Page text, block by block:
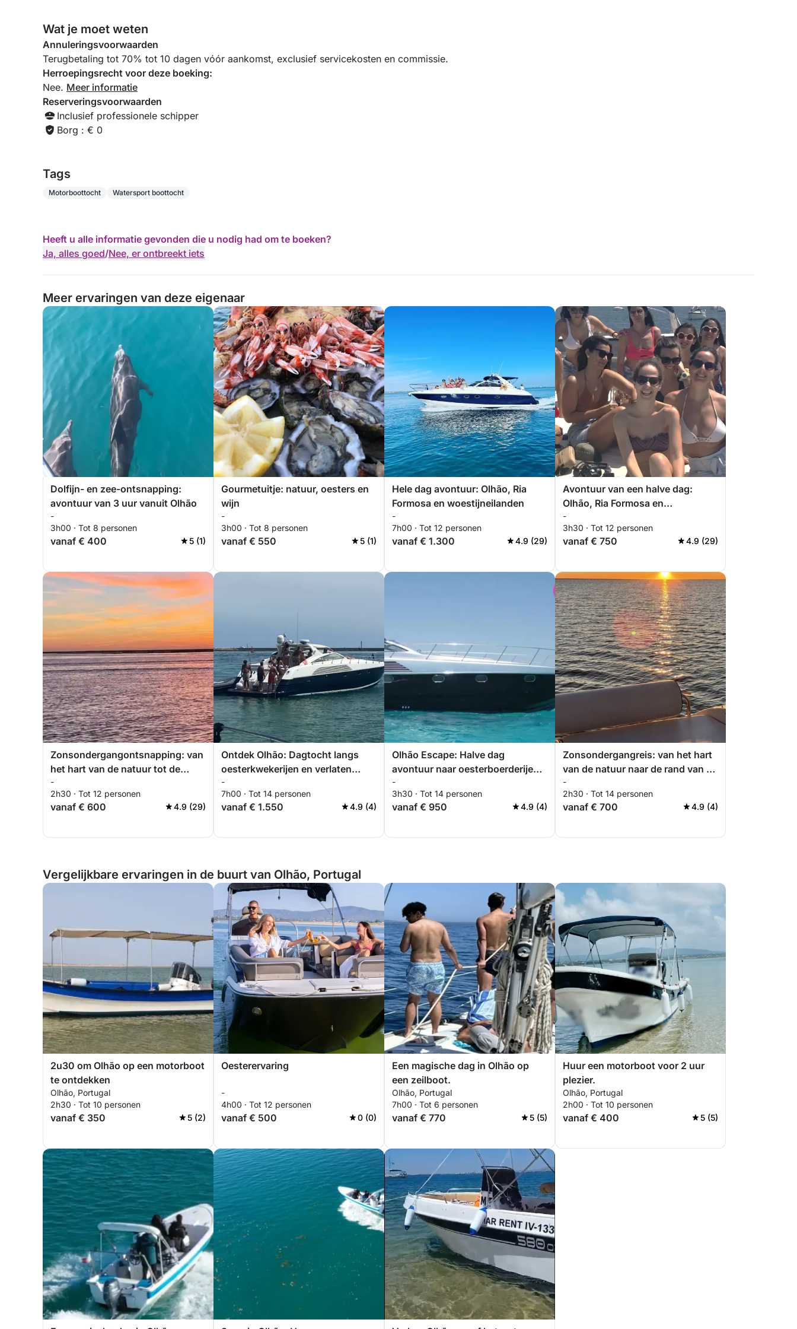
Wat je moet weten
Annuleringsvoorwaarden
Terugbetaling tot 70% tot 10 dagen vóór aankomst, exclusief servicekosten en commissie.
Herroepingsrecht voor deze boeking:
Nee. Meer informatie
Reserveringsvoorwaarden
Inclusief professionele schipper
Borg : € 0
Tags
Motorboottocht Watersport boottocht
Heeft u alle informatie gevonden die u nodig had om te boeken?
Ja, alles goed/Nee, er ontbreekt iets
Meer ervaringen van deze eigenaar
Dolfijn- en zee-ontsnapping:
avontuur van 3 uur vanuit Olhão
-
3h00 · Tot 8 personen
vanaf € 400 5 (1)
Gourmetuitje: natuur, oesters en
wijn
-
3h00 · Tot 8 personen
vanaf € 550 5 (1)
Hele dag avontuur: Olhão, Ria
Formosa en woestijneilanden
-
7h00 · Tot 12 personen
vanaf € 1.300 4.9 (29)
Avontuur van een halve dag:
Olhão, Ria Formosa en
woestijneilanden
-
3h30 · Tot 12 personen
vanaf € 750 4.9 (29)
Zonsondergangontsnapping: van
het hart van de natuur tot de
landing
-
2h30 · Tot 12 personen
vanaf € 600 4.9 (29)
Ontdek Olhão: Dagtocht langs
oesterkwekerijen en verlaten
eilanden
-
7h00 · Tot 14 personen
vanaf € 1.550 4.9 (4)
Olhão Escape: Halve dag
avontuur naar oesterboerderijen
en verborgen eilanden
-
3h30 · Tot 14 personen
vanaf € 950 4.9 (4)
Zonsondergangreis: van het hart
van de natuur naar de rand van de
horizon
-
2h30 · Tot 14 personen
vanaf € 700 4.9 (4)
Vergelijkbare ervaringen in de buurt van Olhão, Portugal
2u30 om Olhão op een motorboot
te ontdekken
Olhão, Portugal
2h30 · Tot 10 personen
vanaf € 350 5 (2)
Oesterervaring
-
4h00 · Tot 12 personen
vanaf € 500 0 (0)
Een magische dag in Olhão op
een zeilboot.
Olhão, Portugal
7h00 · Tot 6 personen
vanaf € 770 5 (5)
Huur een motorboot voor 2 uur
plezier.
Olhão, Portugal
2h00 · Tot 10 personen
vanaf € 400 5 (5)